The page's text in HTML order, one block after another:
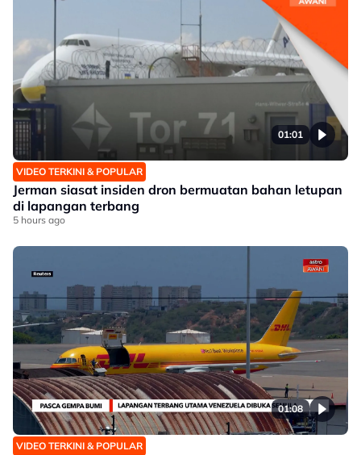
01:01
VIDEO TERKINI & POPULAR
Jerman siasat insiden dron bermuatan bahan letupan
di lapangan terbang
5 hours ago
01:08
VIDEO TERKINI & POPULAR